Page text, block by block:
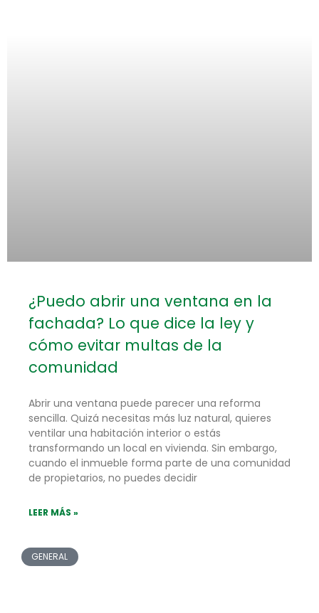
¿Puedo abrir una ventana en la
fachada? Lo que dice la ley y
cómo evitar multas de la
comunidad
Abrir una ventana puede parecer una reforma
sencilla. Quizá necesitas más luz natural, quieres
ventilar una habitación interior o estás
transformando un local en vivienda. Sin embargo,
cuando el inmueble forma parte de una comunidad
de propietarios, no puedes decidir
LEER MÁS »
GENERAL